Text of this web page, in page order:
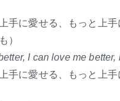
手に愛せる、もっと上
）
I can love me better,
手に愛せる、もっと上